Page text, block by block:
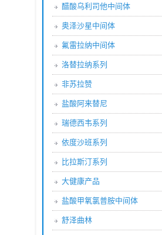
醋酸乌利司他中间体
奥泽沙星中间体
氟雷拉纳中间体
洛替拉纳系列
非苏拉赞
盐酸阿来替尼
瑞德西韦系列
依度沙班系列
比拉斯汀系列
大健康产品
盐酸甲氧氯普胺中间体
舒泽曲林